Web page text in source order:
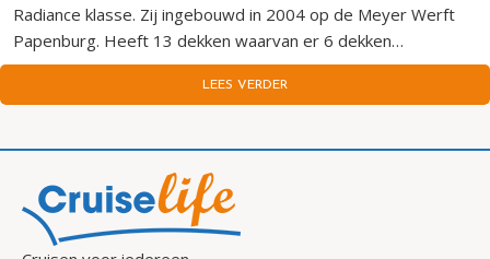
Radiance klasse. Zij ingebouwd in 2004 op de Meyer Werft
Papenburg. Heeft 13 dekken waarvan er 6 dekken…
LEES VERDER